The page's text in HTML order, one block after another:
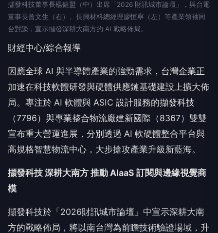
擷發科技董事長楊健盟（中）出席「2026 財訊城市論壇」，與台電
董事長曾文生（右）、長興材料總經理廖恒寧（左）等產業領袖同
台對談，宣示擷發深耕大南方的 AI 戰略佈局。
財經中心/綜合報導
因應全球 AI 與半導體產業的強勁需求，台灣企業正
加速在科技軟體研發與硬體供應鏈基礎建設上擴大佈
局。專注於 AI 軟體與 ASIC 設計服務的擷發科技
（7796）與專業整合物流廠建新國際（8367）雙雙
宣布重大營運進展，分別透過 AI 軟硬體整合平台與
高規格智慧物流中心，大步搶攻產業升級新藍海。
擷發科技 深耕大南方 推動 AIaaS 訂閱與邊緣視覺商
模
擷發科技於「2026財訊城市論壇」中宣示深耕大南
方的戰略佈局，將以南台灣為前瞻技術驗證場域，升